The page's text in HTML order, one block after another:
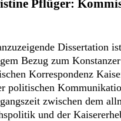
Pflüger:
Dissertation
Bezug zum
Korrespondenz
politischen
zwischen dem
und der